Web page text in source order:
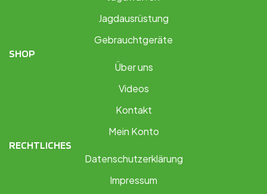
Jagdausrüstung
Gebrauchtgeräte
SHOP
Über uns
Videos
Kontakt
Mein Konto
RECHTLICHES
Datenschutzerklärung
Impressum